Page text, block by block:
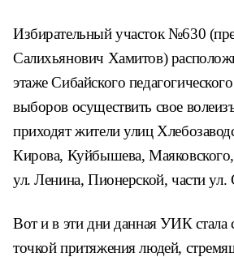
Избирательный участок №630
Салихьянович Хамитов)
этаже Сибайского
выборов осуществить свое
приходят жители улиц
Кирова, Куйбышева,
ул. Ленина, Пионерской, части ул.
Вот и в эти дни данная УИК стала
точкой притяжения людей,